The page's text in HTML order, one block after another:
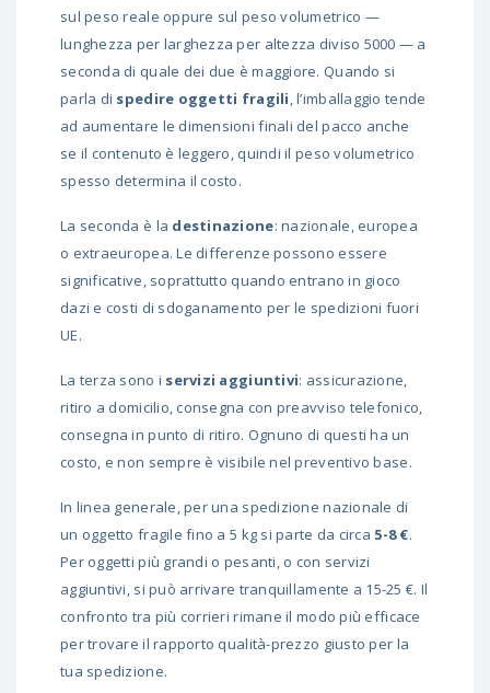
sul peso reale oppure sul peso volumetrico —
lunghezza per larghezza per altezza diviso 5000 — a
seconda di quale dei due è maggiore. Quando si
parla di spedire oggetti fragili, l’imballaggio tende
ad aumentare le dimensioni finali del pacco anche
se il contenuto è leggero, quindi il peso volumetrico
spesso determina il costo.
La seconda è la destinazione: nazionale, europea
o extraeuropea. Le differenze possono essere
significative, soprattutto quando entrano in gioco
dazi e costi di sdoganamento per le spedizioni fuori
UE.
La terza sono i servizi aggiuntivi: assicurazione,
ritiro a domicilio, consegna con preavviso telefonico,
consegna in punto di ritiro. Ognuno di questi ha un
costo, e non sempre è visibile nel preventivo base.
In linea generale, per una spedizione nazionale di
un oggetto fragile fino a 5 kg si parte da circa 5-8 €.
Per oggetti più grandi o pesanti, o con servizi
aggiuntivi, si può arrivare tranquillamente a 15-25 €. Il
confronto tra più corrieri rimane il modo più efficace
per trovare il rapporto qualità-prezzo giusto per la
tua spedizione.